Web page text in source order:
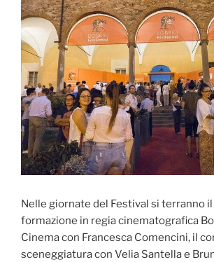
Nelle giornate del Festival si terranno
formazione in regia cinematografica
Cinema con Francesca Comencini, il
sceneggiatura con Velia Santella e